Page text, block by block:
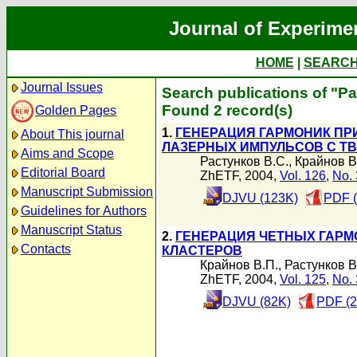
Journal of
HOME
Journal Issues
Golden Pages
About This journal
Aims and Scope
Editorial Board
Manuscript Submission
Guidelines for Authors
Manuscript Status
Contacts
Search publications of
Found 2 record(s)
1. ГЕНЕРАЦИЯ ГАРМОНИК
ЛАЗЕРНЫХ ИМПУЛЬСОВ С
Растунков В.С., Крайнов
ZhETF, 2004, Vol. 126, No.
DJVU (123K)
PDF
2. ГЕНЕРАЦИЯ ЧЕТНЫХ
КЛАСТЕРОВ
Крайнов В.П., Растунков
ZhETF, 2004, Vol. 125, No.
DJVU (82K)
PDF